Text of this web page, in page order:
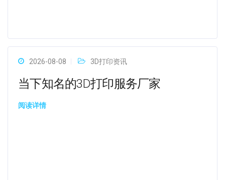
2026-08-08 3D打印资讯
当下知名的3D打印服务厂家
阅读详情